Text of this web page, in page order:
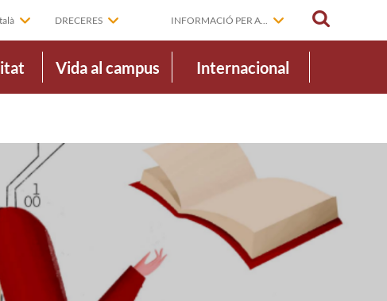
DRECERES INFORMACIÓ PER A...
Vida al campus Internacional